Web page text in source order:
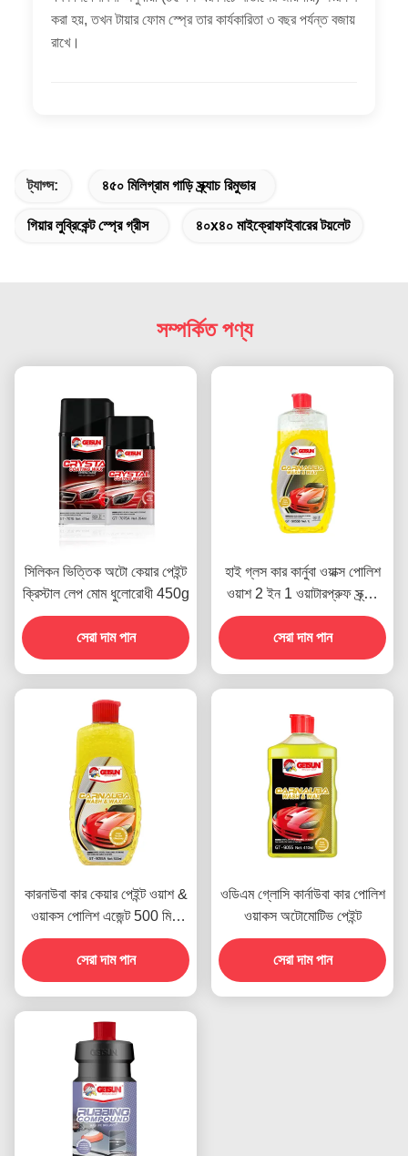
করা হয়, তখন টায়ার ফোম স্প্রে তার কার্যকারিতা ৩ বছর পর্যন্ত বজায়
রাখে।
ট্যাগ্স: ৪৫০ মিলিগ্রাম গাড়ি স্ক্র্যাচ রিমুভার
গিয়ার লুব্রিকেন্ট স্প্রে গ্রীস ৪০x৪০ মাইক্রোফাইবারের টয়লেট
সম্পর্কিত পণ্য
সিলিকন ভিত্তিক অটো কেয়ার পেইন্ট
ক্রিস্টাল লেপ মোম ধুলোরোধী 450g
সেরা দাম পান
হাই গ্লস কার কার্নুবা ওয়াক্স পোলিশ
ওয়াশ 2 ইন 1 ওয়াটারপ্রুফ স্ক্র্যাচ
প্রতিরোধী
সেরা দাম পান
কারনাউবা কার কেয়ার পেইন্ট ওয়াশ &
ওয়াকস পোলিশ এজেন্ট 500 মিলি
OEM
সেরা দাম পান
ওডিএম গ্লোসি কার্নাউবা কার পোলিশ
ওয়াকস অটোমোটিভ পেইন্ট
সেরা দাম পান